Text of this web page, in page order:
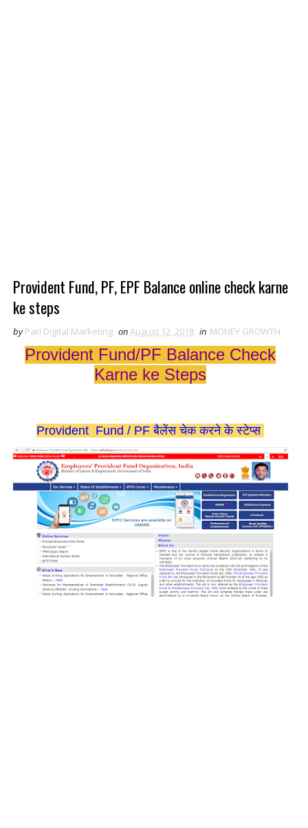
Provident Fund, PF, EPF Balance online check karne
ke steps
by Pari Digital Marketing on August 12, 2018 in MONEY GROWTH
Provident Fund/PF Balance Check
Karne ke Steps
Provident Fund / PF बैलेंस चेक करने के स्टेप्स